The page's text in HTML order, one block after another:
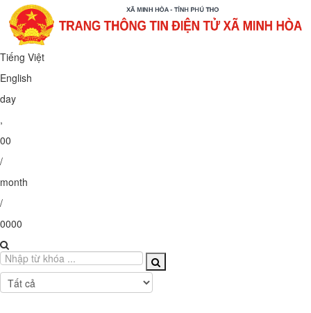
Tiếng Việt
English
day
,
00
/
month
/
0000